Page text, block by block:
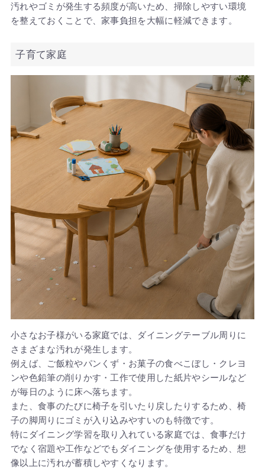
汚れやゴミが発生する頻度が高いため、掃除しやすい環境
を整えておくことで、家事負担を大幅に軽減できます。
子育て家庭
小さなお子様がいる家庭では、ダイニングテーブル周りに
さまざまな汚れが発生します。
例えば、ご飯粒やパンくず・お菓子の食べこぼし・クレヨ
ンや色鉛筆の削りかす・工作で使用した紙片やシールなど
が毎日のように床へ落ちます。
また、食事のたびに椅子を引いたり戻したりするため、椅
子の脚周りにゴミが入り込みやすいのも特徴です。
特にダイニング学習を取り入れている家庭では、食事だけ
でなく宿題や工作などでもダイニングを使用するため、想
像以上に汚れが蓄積しやすくなります。